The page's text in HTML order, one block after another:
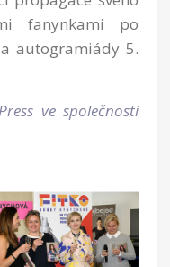
fanynkami po
autogramiády 5.
ve společnosti